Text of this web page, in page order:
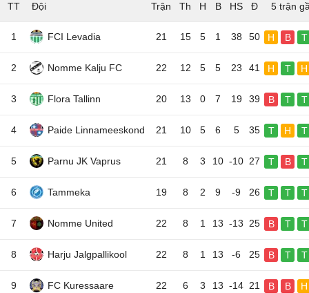
TT Đội 5 trận
1 FCI Levadia 21 15 5 1 38 50 H B T
2 Nomme Kalju FC 22 12 5 5 23 41 H T H
3 Flora Tallinn 20 13 0 7 19 39 B T T
4 Paide Linnameeskond 21 10 5 6 5 35 T H T
5 Parnu JK Vaprus 21 8 3 10 -10 27 T B T
6 Tammeka 19 8 2 9 -9 26 T T T
7 Nomme United 22 8 1 13 -13 25 B T T
8 Harju Jalgpallikool 22 8 1 13 -6 25 B T T
9 FC Kuressaare 22 6 3 13 -14 21 B B H